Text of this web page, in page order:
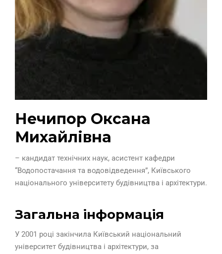
Нечипор Оксана
Михайлівна
– кандидат технічних наук, асистент кафедри
“Водопостачання та водовідведення”, Київського
національного університету будівництва і архітектури.
Загальна інформація
У 2001 році закінчила Київський національний
університет будівництва і архітектури, за